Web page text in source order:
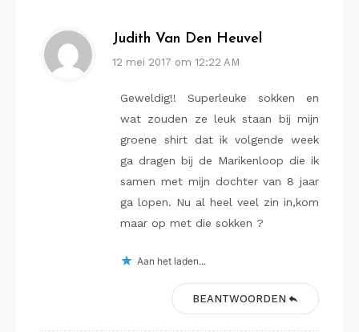
Judith Van Den Heuvel
12 mei 2017 om 12:22 AM
Geweldig!! Superleuke sokken en
wat zouden ze leuk staan bij mijn
groene shirt dat ik volgende week
ga dragen bij de Marikenloop die ik
samen met mijn dochter van 8 jaar
ga lopen. Nu al heel veel zin in,kom
maar op met die sokken ?
Aan het laden...
BEANTWOORDEN